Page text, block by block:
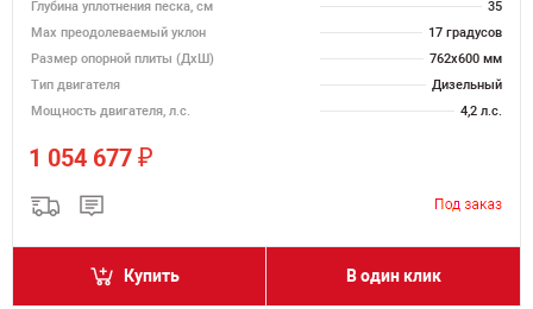
Глубина уплотнения песка, см
35
Max преодолеваемый уклон
17 градусов
Размер опорной плиты (ДхШ)
762х600 мм
Тип двигателя
Дизельный
Мощность двигателя, л.с.
4,2 л.с.
1 054 677 ₽
Купить В один клик